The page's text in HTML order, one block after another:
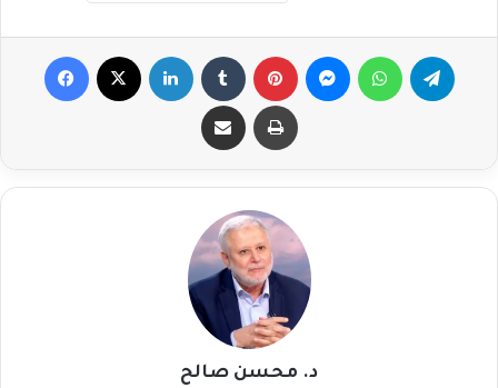
Facebook LinkedIn Tumblr Pinterest MessengerWhatsApp
Share via Email Print
د. محسن صالح